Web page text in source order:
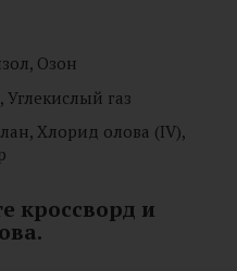
Озон
газ
Хлорид олова (IV),
кроссворд и